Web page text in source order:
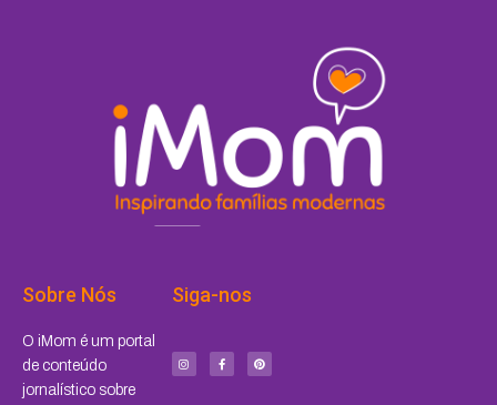
Sobre Nós
O iMom é um portal
de conteúdo
jornalístico sobre
Siga-nos
s
t
a
c
e
b
n
t
e